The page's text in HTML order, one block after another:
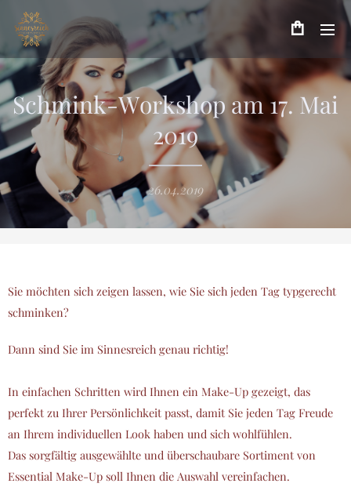
Schmink-Workshop am 17. Mai
2019
26.04.2019
Sie möchten sich zeigen lassen, wie Sie sich jeden Tag typgerecht
schminken?
Dann sind Sie im Sinnesreich genau richtig!
In einfachen Schritten wird Ihnen ein Make-Up gezeigt, das
perfekt zu Ihrer Persönlichkeit passt, damit Sie jeden Tag Freude
an Ihrem individuellen Look haben und sich wohlfühlen.
Das sorgfältig ausgewählte und überschaubare Sortiment von
Essential Make-Up soll Ihnen die Auswahl vereinfachen.